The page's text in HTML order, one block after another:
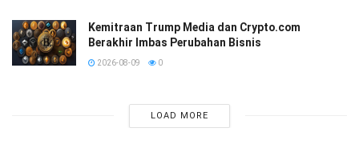
Kemitraan Trump Media dan Crypto.com
Berakhir Imbas Perubahan Bisnis
2026-08-09 0
LOAD MORE